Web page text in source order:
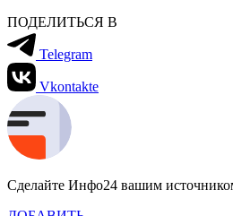
ПОДЕЛИТЬСЯ В
Telegram
Vkontakte
Сделайте Инфо24 вашим